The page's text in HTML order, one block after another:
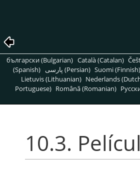
български (Bulgarian) Català (Catalan)
(Spanish)
پارسی (Persian) Suomi (Finnish)
Lietuvis (Lithuanian) Nederlands
Portuguese) Română (Romanian)
10.3.